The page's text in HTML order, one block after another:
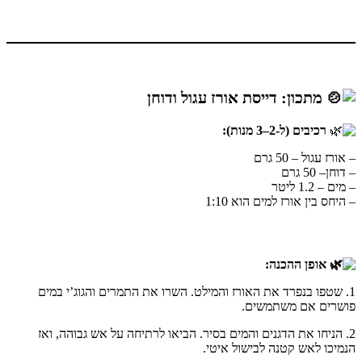
מתכון: דייסת אורז עגול ודוחן
רכיבים (ל-2–3 מנות):
– אורז עגול – 50 גרם
– דוחן– 50 גרם
– מים – 1.2 ליטר
– היחס בין אורז למים הוא 1:10
אופן ההכנה:
1. שטפו בנפרד את האורז והמילט. השרו את התמרים והגוג’י במים
פושרים אם משתמשים.
2. הניחו את הדגנים והמים בסיר. הביאו לרתיחה על אש גבוהה, ואז
הנמיכו לאש קטנה לבישול איטי.